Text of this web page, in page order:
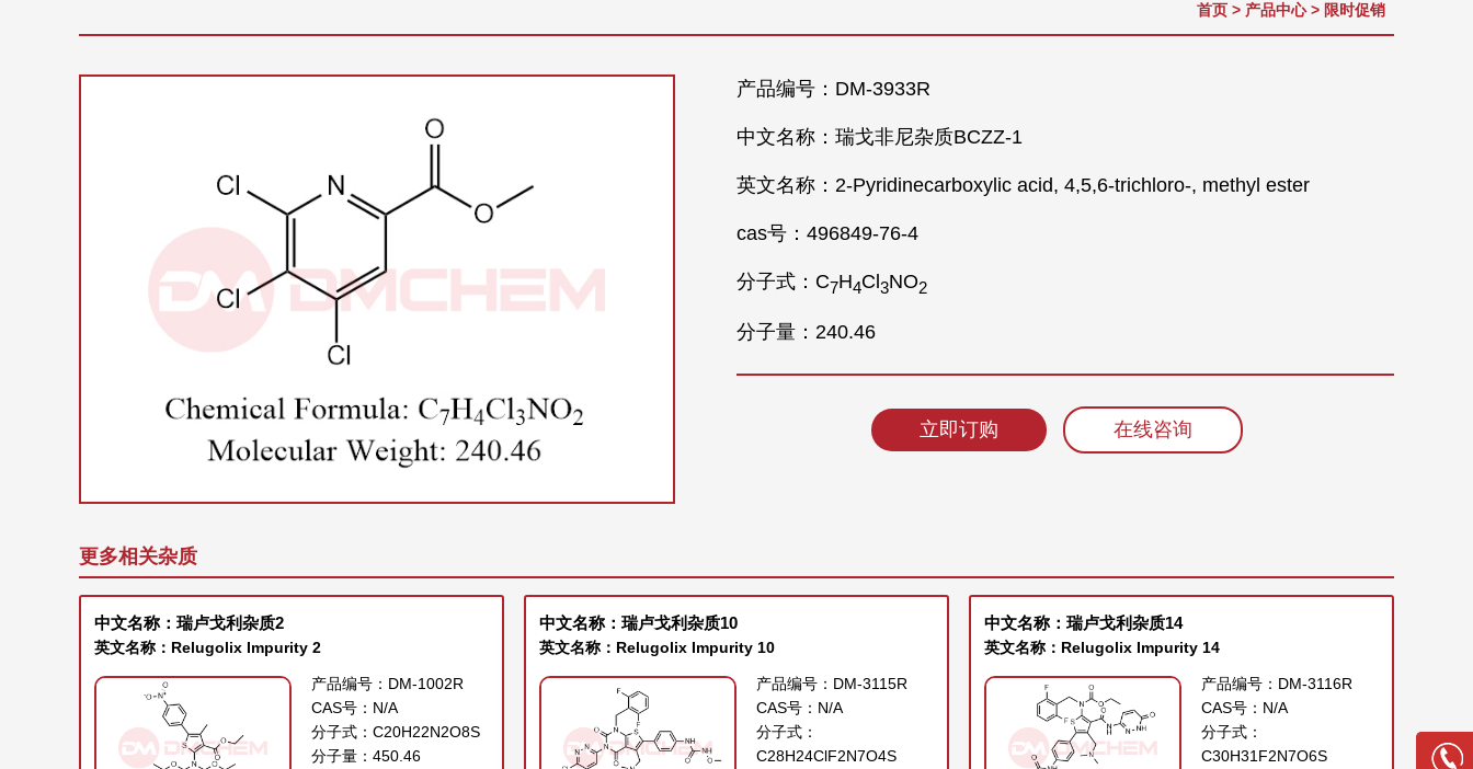
首页 > 产品中心> 限时促销
产品编号：DM-3933R
中文名称：瑞戈非尼杂质BCZZ-1
英文名称：2-Pyridinecarboxylic acid, 4,5,6-trichloro-, methyl ester
cas号：496849-76-4
分子式：C7H4Cl3NO2
分子量：240.46
立即订购 在线咨询
更多相关杂质
中文名称：瑞卢戈利杂质2
英文名称：Relugolix Impurity 2
产品编号：DM-1002R
CAS号：N/A
分子式：C20H22N2O8S
分子量：450.46
中文名称：瑞卢戈利杂质10
英文名称：Relugolix Impurity 10
产品编号：DM-3115R
CAS号：N/A
分子式：
C28H24ClF2N7O4S
中文名称：瑞卢戈利杂质14
英文名称：Relugolix Impurity 14
产品编号：DM-3116R
CAS号：N/A
分子式：
C30H31F2N7O6S